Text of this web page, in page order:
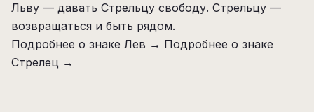
Льву — давать Стрельцу свободу. Стрельцу —
возвращаться и быть рядом.
Подробнее о знаке Лев → Подробнее о знаке
Стрелец →